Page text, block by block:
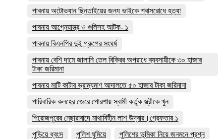
পাবনায় অটোভ্যান ছিনতাইয়ের জন্য ভাইকে শ্বাসরোধে হত্যা
পাবনায় আগ্নেয়াস্ত্র ও গুলিসহ আটক- ১
পাবনায় বিএনপির দুই গ্রুপের সংঘর্ষ
পাবনায় বেশি দামে জালানি তেল বিক্রির অপরাধে ব্যবসায়ীকে ৩০ হাজার
টাকা জরিমানা
পাবনায় মাটি কাটার ভ্রাম্যমাণ আদালতে ৫০ হাজার টাকা জরিমানা
পারিবারিক কলহের জেরে পোরশায় স্বামী কর্তৃক স্ত্রীকে খুন
পিরোজপুরের নেছারাবাদে মাথাবিহীন লাশ উদ্বার।গ্রেফতার ১
পুড়িয়ে ধ্বংস
পুলিশ ঘুমিয়ে
পুলিশের ভূমিকা নিয়ে জনমনে প্রশ্ন